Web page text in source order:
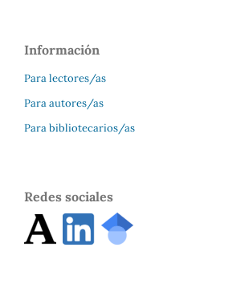
Información
Para lectores/as
Para autores/as
Para bibliotecarios/as
Redes sociales